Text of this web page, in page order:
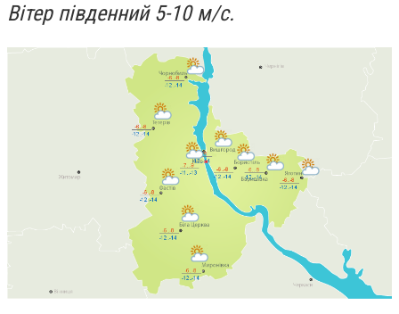
Вітер південний 5-10 м/с.